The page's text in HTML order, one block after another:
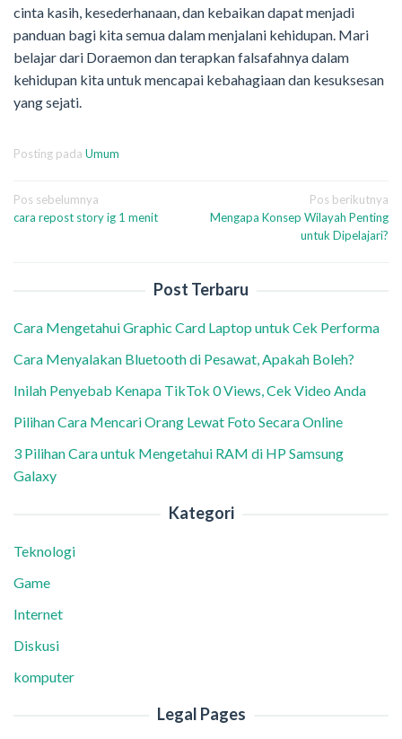
cinta kasih, kesederhanaan, dan kebaikan dapat menjadi
panduan bagi kita semua dalam menjalani kehidupan. Mari
belajar dari Doraemon dan terapkan falsafahnya dalam
kehidupan kita untuk mencapai kebahagiaan dan kesuksesan
yang sejati.
Posting pada Umum
Navigasi
pos
Pos sebelumnya
cara repost story ig 1 menit
Pos berikutnya
Mengapa Konsep Wilayah Penting
untuk Dipelajari?
Post Terbaru
Cara Mengetahui Graphic Card Laptop untuk Cek Performa
Cara Menyalakan Bluetooth di Pesawat, Apakah Boleh?
Inilah Penyebab Kenapa TikTok 0 Views, Cek Video Anda
Pilihan Cara Mencari Orang Lewat Foto Secara Online
3 Pilihan Cara untuk Mengetahui RAM di HP Samsung
Galaxy
Kategori
Teknologi
Game
Internet
Diskusi
komputer
Legal Pages